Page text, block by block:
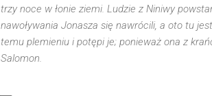
trzy noce w łonie ziemi. Ludzie z Niniwy
nawoływania Jonasza się nawrócili, a oto tu
temu plemieniu i potępi je; ponieważ ona z
Salomon.